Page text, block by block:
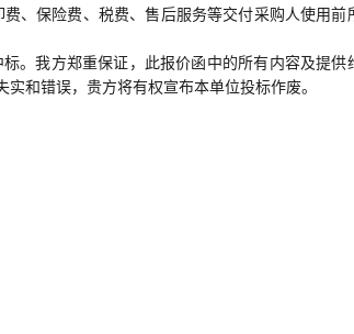
、保险费、税费、售后服务等交付采购人使用前
。我方郑重保证，此报价函中的所有内容及提供
和错误，贵方将有权宣布本单位投标作废。